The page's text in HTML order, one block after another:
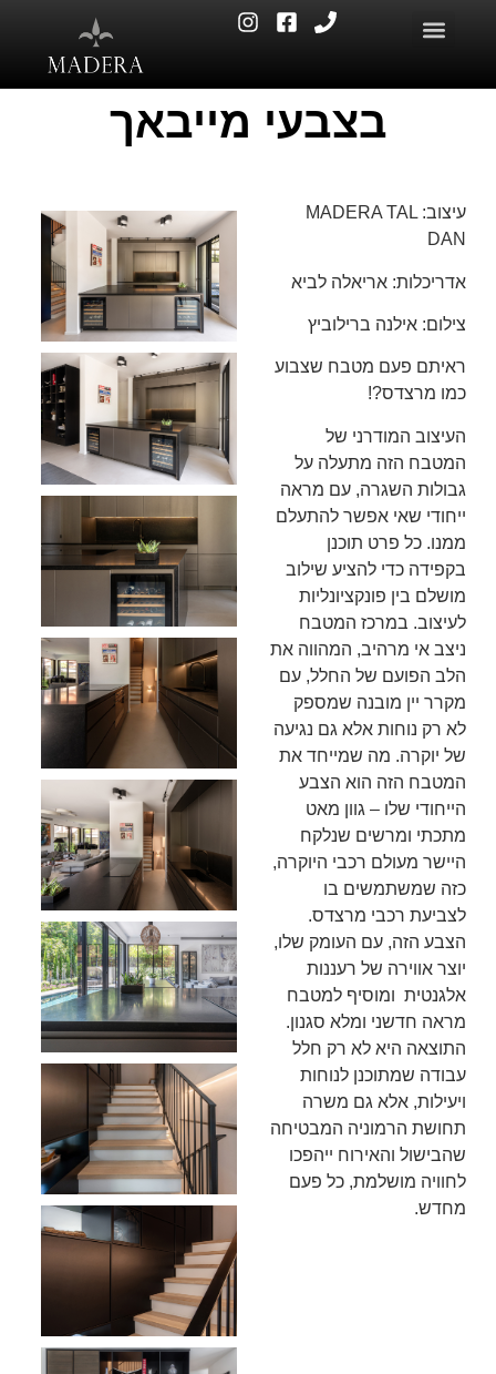
בצבעי מייבאך
עיצוב: MADERA TAL
DAN
אדריכלות: אריאלה לביא
צילום: אילנה ברילוביץ
ראיתם פעם מטבח שצבוע
כמו מרצדס?!
העיצוב המודרני של
המטבח הזה מתעלה על
גבולות השגרה, עם מראה
ייחודי שאי אפשר להתעלם
ממנו. כל פרט תוכנן
בקפידה כדי להציע שילוב
מושלם בין פונקציונליות
לעיצוב. במרכז המטבח
ניצב אי מרהיב, המהווה את
הלב הפועם של החלל, עם
מקרר יין מובנה שמספק
לא רק נוחות אלא גם נגיעה
של יוקרה. מה שמייחד את
המטבח הזה הוא הצבע
הייחודי שלו – גוון מאט
מתכתי ומרשים שנלקח
היישר מעולם רכבי היוקרה,
כזה שמשתמשים בו
לצביעת רכבי מרצדס.
הצבע הזה, עם העומק שלו,
יוצר אווירה של רעננות
אלגנטית ומוסיף למטבח
מראה חדשני ומלא סגנון.
התוצאה היא לא רק חלל
עבודה שמתוכנן לנוחות
ויעילות, אלא גם משרה
תחושת הרמוניה המבטיחה
שהבישול והאירוח ייהפכו
לחוויה מושלמת, כל פעם
מחדש.